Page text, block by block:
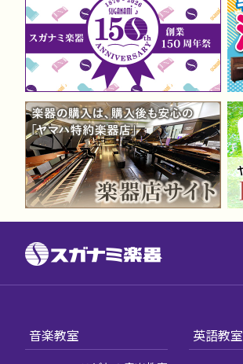
音楽教室 英語教室